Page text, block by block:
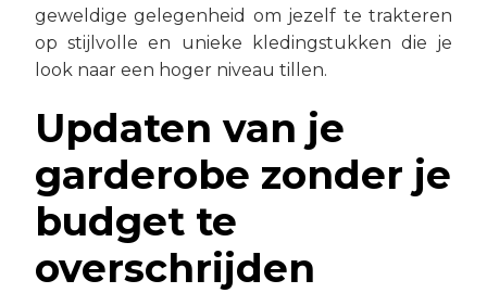
geweldige gelegenheid om jezelf te trakteren
op stijlvolle en unieke kledingstukken die je
look naar een hoger niveau tillen.
Updaten van je
garderobe zonder je
budget te
overschrijden